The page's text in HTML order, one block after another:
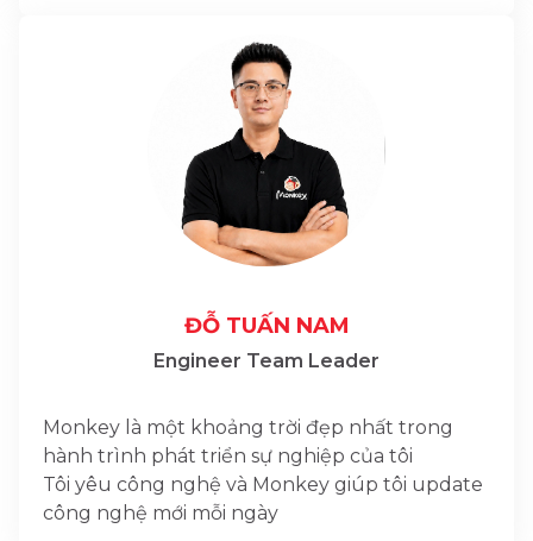
ĐỖ TUẤN NAM
Engineer Team Leader
Monkey là một khoảng trời đẹp nhất trong
hành trình phát triển sự nghiệp của tôi
Tôi yêu công nghệ và Monkey giúp tôi update
công nghệ mới mỗi ngày